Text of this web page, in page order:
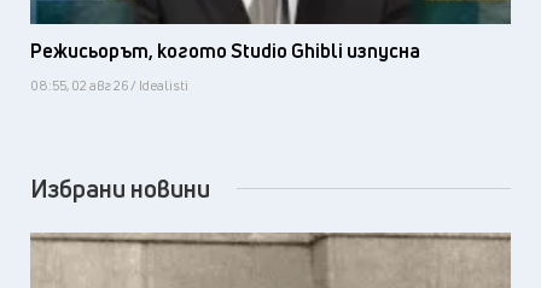
Режисьорът, когото Studio Ghibli изпусна
08:55, 02 авг 26 / Idealisti
Избрани новини